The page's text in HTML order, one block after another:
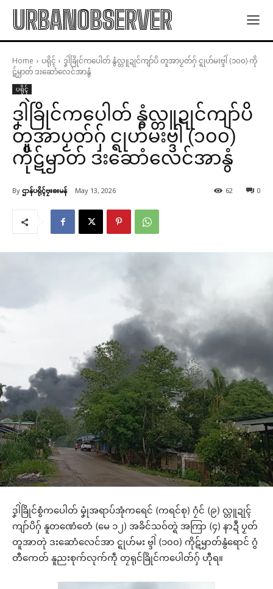
URBANOBSERVER
Home ပရိုၚ်
ဒၞါဲခြိုင်ကပေါတ် နွံလ္တူဍုင်ကျာ်ပိ တူအာပၟတ်ဂှ် င္ရုဟ်မးဗ္ဒါဲ (၁၀၀) ကို
ဋ်ၝာတ် ဒးဆောံလေင်အာနွံ
ပရိုၚ်
ဒၞါဲခြိုင်ကပေါတ် နွံလ္တူဍုင်ကျာ်ပိ
တူအာပၟတ်ဂှ် င္ရုဟ်မးဗ္ဒါဲ (၁၀၀)
ကိုဋ်ၝာတ် ဒးဆောံလေင်အာနွံ
By ဌာန်ပရိုၚ်ဗၠးၜးမန် May 13, 2026 0
62
ဒၞါဲခြိုင်စွံကပေါတ် မၞုံအရာပ်အုံကရေင် (ကရင်စု) ဂၠံင် (၉) လ္တူဍုၚ်
ကျာ်ပိဂှ် နူတဏေံတေံ (မေ ၁၂) အခိင်သဝ်တ္ရဲ အကြာ (၄) နာဍဳ ပၟတ်
တူအာတုဲ ဒးဆောံလေင်အာ င္ရုဟ်မး ဗ္ဒါဲ (၁၀၀) ကိုဋ်ၝာတ်နွံရောင် ဂွံ
တီကေတ် နူညးစုက်လုက်ကဵု တၠရုင်ခြိုင်ကပေါတ်ဂှ် ဟီုရ။